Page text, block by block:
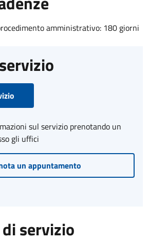
amministrativo: 180 giorni
sul servizio prenotando un
gli uffici
un appuntamento
servizio